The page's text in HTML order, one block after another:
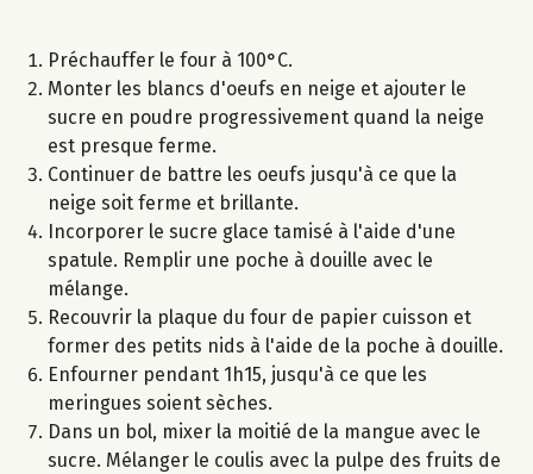
Préchauffer le four à 100°C.
Monter les blancs d'oeufs en neige et ajouter le
sucre en poudre progressivement quand la neige
est presque ferme.
Continuer de battre les oeufs jusqu'à ce que la
neige soit ferme et brillante.
Incorporer le sucre glace tamisé à l'aide d'une
spatule. Remplir une poche à douille avec le
mélange.
Recouvrir la plaque du four de papier cuisson et
former des petits nids à l'aide de la poche à douille.
Enfourner pendant 1h15, jusqu'à ce que les
meringues soient sèches.
Dans un bol, mixer la moitié de la mangue avec le
sucre. Mélanger le coulis avec la pulpe des fruits de